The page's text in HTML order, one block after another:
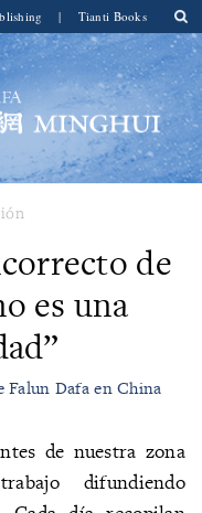
| Tianti Books
de
es una
Falun Dafa en China
de nuestra zona
difundiendo